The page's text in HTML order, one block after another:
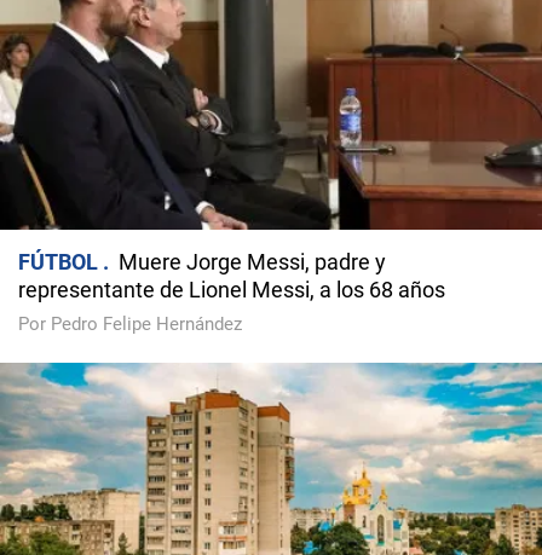
FÚTBOL
Muere Jorge Messi, padre y
representante de Lionel Messi, a los 68 años
Por Pedro Felipe Hernández